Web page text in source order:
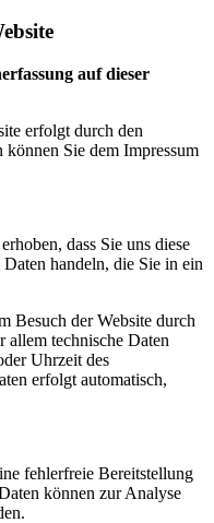
auf dieser
erfolgt durch den
können Sie dem Impressum
dass Sie uns diese
handeln, die Sie in ein
Besuch der Website durch
allem technische Daten
Uhrzeit des
erfolgt automatisch,
fehlerfreie Bereitstellung
können zur Analyse